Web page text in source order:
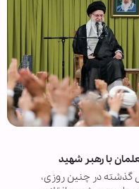
با رهبر شهید
گذشته در چنین روزی،